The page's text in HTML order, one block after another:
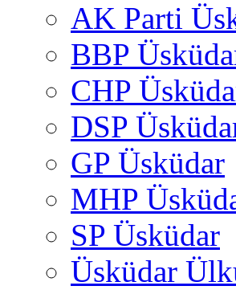
AK Parti
BBP
CHP
DSP
GP Üsküdar
MHP
SP Üsküdar
Üsküdar